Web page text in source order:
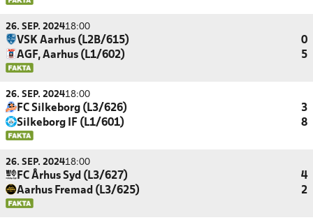
26. SEP. 202418:00
VSK Aarhus (L2B/615)
0
AGF, Aarhus (L1/602)
5
26. SEP. 202418:00
FC Silkeborg (L3/626)
3
Silkeborg IF (L1/601)
8
26. SEP. 202418:00
FC Århus Syd (L3/627)
4
Aarhus Fremad (L3/625)
2